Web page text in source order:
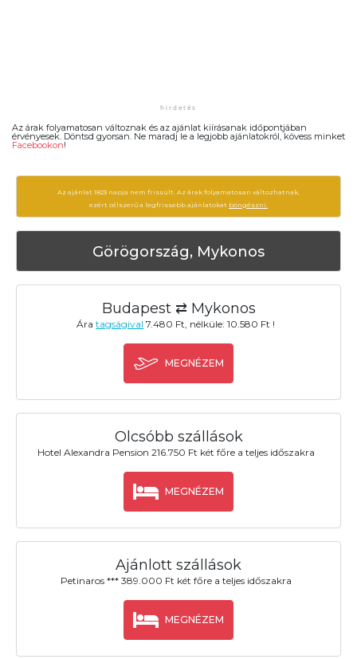
Az árak folyamatosan változnak és az ajánlat kiírásanak időpontjában
érvényesek. Döntsd gyorsan. Ne maradj le a legjobb ajánlatokról, kövess minket
Facebookon!
Az ajánlat 1823 napja nem frissült. Az árak folyamatosan változhatnak,
ezért célszerű a legfrissebb ajánlatokat böngészni.
Görögország, Mykonos
Budapest ⇄ Mykonos
Áratagságival 7.480 Ft, nélküle: 10.580 Ft !
MEGNÉZEM
Olcsóbb szállások
Hotel Alexandra Pension 216.750 Ft két főre a teljes időszakra
MEGNÉZEM
Ajánlott szállások
Petinaros *** 389.000 Ft két főre a teljes időszakra
MEGNÉZEM